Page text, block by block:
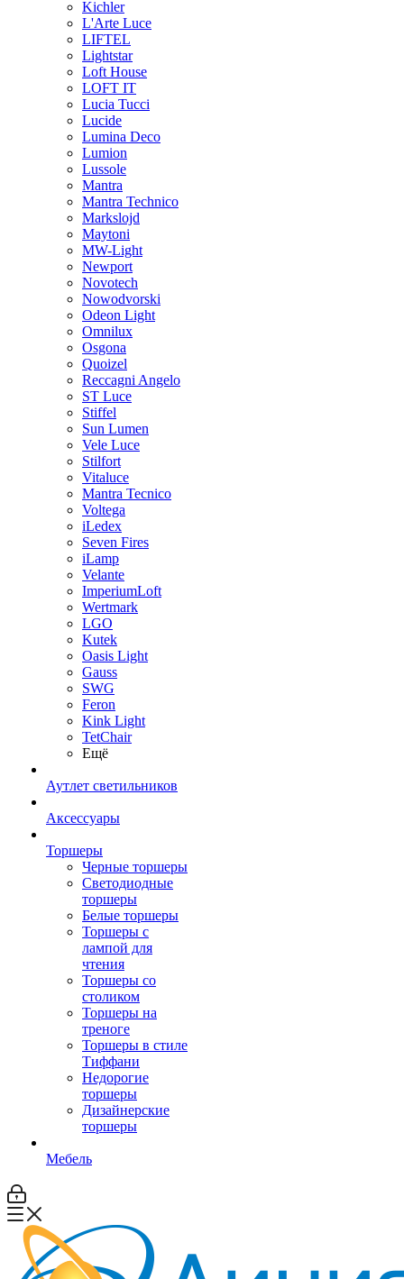
Kichler
L'Arte Luce
LIFTEL
Lightstar
Loft House
LOFT IT
Lucia Tucci
Lucide
Lumina Deco
Lumion
Lussole
Mantra
Mantra Technico
Markslojd
Maytoni
MW-Light
Newport
Novotech
Nowodvorski
Odeon Light
Omnilux
Osgona
Quoizel
Reccagni Angelo
ST Luce
Stiffel
Sun Lumen
Vele Luce
Stilfort
Vitaluce
Mantra Tecnico
Voltega
iLedex
Seven Fires
iLamp
Velante
ImperiumLoft
Wertmark
LGO
Kutek
Oasis Light
Gauss
SWG
Feron
Kink Light
TetСhair
Ещё
Аутлет светильников
Аксессуары
Торшеры
Черные торшеры
Светодиодные
торшеры
Белые торшеры
Торшеры с
лампой для
чтения
Торшеры со
столиком
Торшеры на
треноге
Торшеры в стиле
Тиффани
Недорогие
торшеры
Дизайнерские
торшеры
Мебель